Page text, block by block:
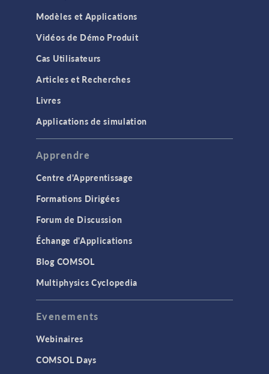
Modèles et Applications
Vidéos de Démo Produit
Cas Utilisateurs
Articles et Recherches
Livres
Applications de simulation
Apprendre
Centre d'Apprentissage
Formations Dirigées
Forum de Discussion
Échange d'Applications
Blog COMSOL
Multiphysics Cyclopedia
Evenements
Webinaires
COMSOL Days